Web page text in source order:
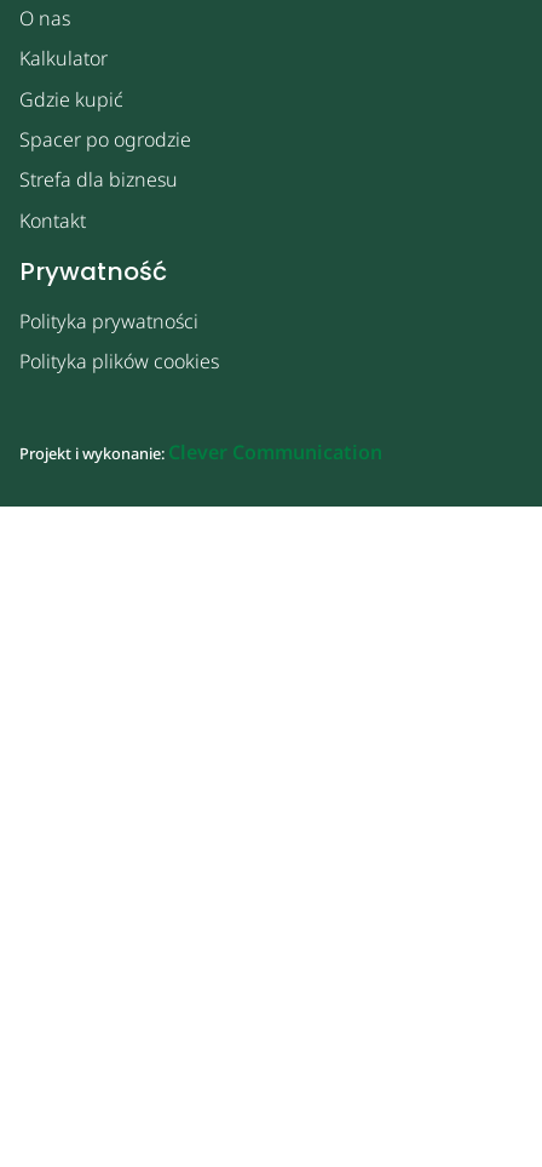
O nas
Kalkulator
Gdzie kupić
Spacer po ogrodzie
Strefa dla biznesu
Kontakt
Prywatność
Polityka prywatności
Polityka plików cookies
Projekt i wykonanie: Clever Communication